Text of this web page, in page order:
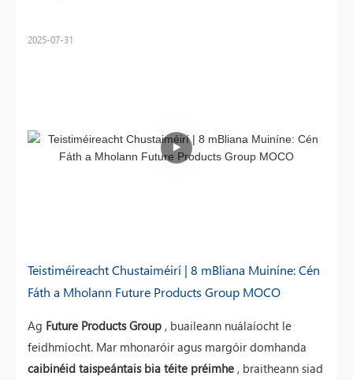
2025-07-31
Teistiméireacht Chustaiméirí | 8 mBliana Muiníne: Cén
Fáth a Mholann Future Products Group MOCO
Ag Future Products Group , buaileann nuálaíocht le
feidhmíocht. Mar mhonaróir agus margóir domhanda
caibinéid taispeántais bia téite préimhe , braitheann siad